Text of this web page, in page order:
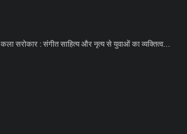
कला सरोकार : संगीत साहित्य और नृत्य‌ से युवाओं का व्यक्तित्व...